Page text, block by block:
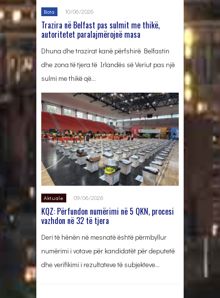
Bota 10/06/2026
Trazira në Belfast pas sulmit me thikë,
autoritetet paralajmërojnë masa
Dhuna dhe trazirat kanë përfshirë Belfastin
dhe zona të tjera të Irlandës së Veriut pas një
sulmi me thikë që…
Aktuale 09/06/2026
KQZ: Përfundon numërimi në 5 QKN, procesi
vazhdon në 32 të tjera
Deri të hënën në mesnatë është përmbyllur
numërimi i votave për kandidatët për deputetë
dhe verifikimi i rezultateve të subjekteve…